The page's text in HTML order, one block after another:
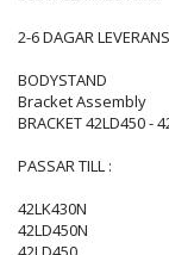
2-6 DAGAR
BODYSTAND
Bracket Assembly
BRACKET 42LD450
PASSAR TILL :
42LK430N
42LD450N